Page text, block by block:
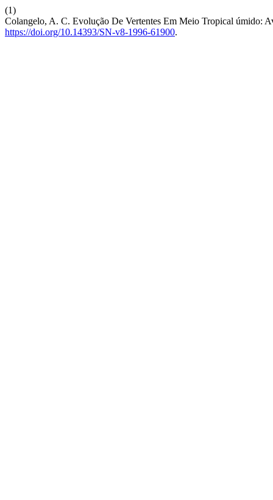
(1)
Colangelo, A. C. Evolução De Vertentes Em Meio Tropical úmido:
https://doi.org/10.14393/SN-v8-1996-61900.